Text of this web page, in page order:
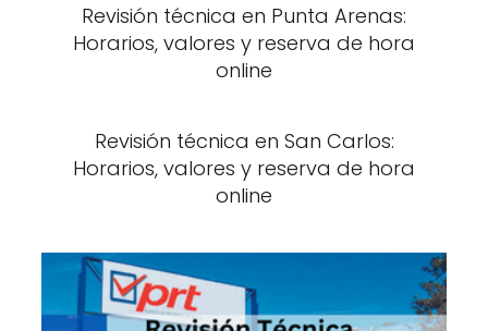
Revisión técnica en Punta Arenas:
Horarios, valores y reserva de hora
online
Revisión técnica en San Carlos:
Horarios, valores y reserva de hora
online